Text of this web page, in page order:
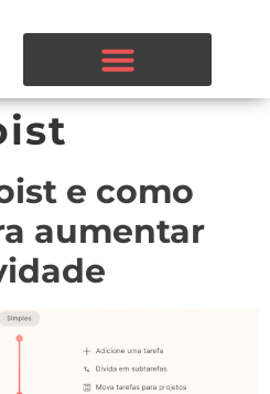
e como
aumentar